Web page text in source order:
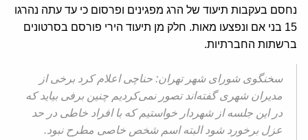
נחסם בעקבות תיעוד של הרג מפגינים ופרסום כי עד עתה נהרגו
15 בני אם ונפצעו מאות. חלק מן תיעוד הירי פורסם בסרטונים
ברשתות החברתיות.
سخنگوی شورای شهر تهران: حناچی اعلام کرد برخی از
مدیران شهری گفته‌اند تصور نمی‌کردیم چنین برفی بیاید که
در این جلسه از شهردار خواستیم که با افراد خاطی در حد
عزل برخورد شود البته اسم شخص خاصی مطرح نبود.